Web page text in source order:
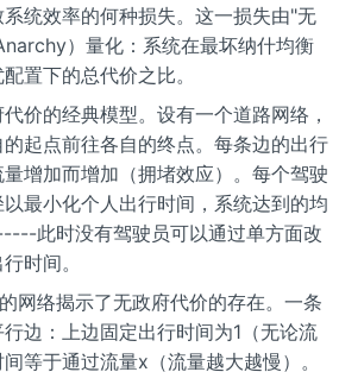
统效率的何种损失。这一损失由"无
）量化：系统在最坏纳什均衡
置下的总代价之比。
价的经典模型。设有一个道路网络，
起点前往各自的终点。每条边的出行
增加而增加（拥堵效应）。每个驾驶
最小化个人出行时间，系统达到的均
此时没有驾驶员可以通过单方面改
时间。
网络揭示了无政府代价的存在。一条
边：上边固定出行时间为1（无论流
等于通过流量x（流量越大越慢）。